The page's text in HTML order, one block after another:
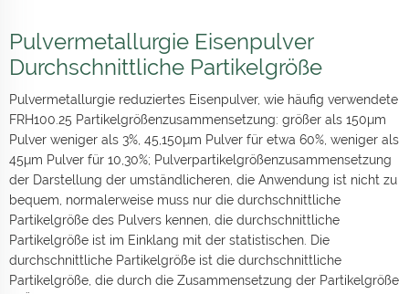
Pulvermetallurgie Eisenpulver
Durchschnittliche Partikelgröße
Pulvermetallurgie reduziertes Eisenpulver, wie häufig verwendete
FRH100.25 Partikelgrößenzusammensetzung: größer als 150μm
Pulver weniger als 3%, 45,150μm Pulver für etwa 60%, weniger als
45μm Pulver für 10,30%; Pulverpartikelgrößenzusammensetzung
der Darstellung der umständlicheren, die Anwendung ist nicht zu
bequem, normalerweise muss nur die durchschnittliche
Partikelgröße des Pulvers kennen, die durchschnittliche
Partikelgröße ist im Einklang mit der statistischen. Die
durchschnittliche Partikelgröße ist die durchschnittliche
Partikelgröße, die durch die Zusammensetzung der Partikelgröße